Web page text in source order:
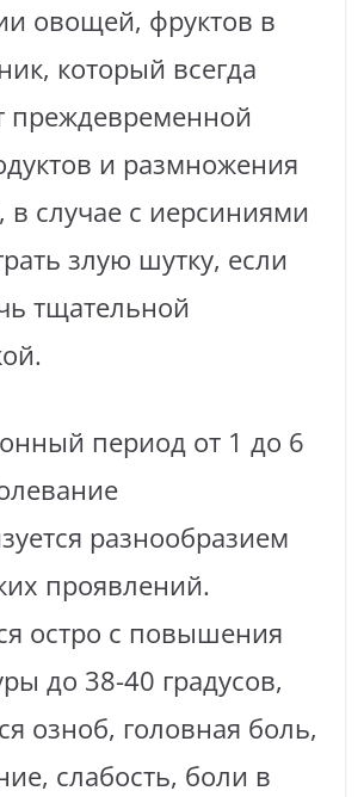
овощей, фруктов в
который всегда
преждевременной
и размножения
в случае с иерсиниями
злую шутку, если
тщательной
период от 1 до 6
разнообразием
проявлений.
остро с повышения
до 38-40 градусов,
озноб, головная боль,
слабость, боли в